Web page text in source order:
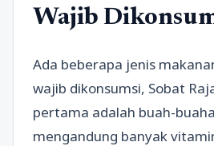
Wajib
Ada beberapa jenis
wajib dikonsumsi, Sobat
pertama adalah buah-
mengandung banyak